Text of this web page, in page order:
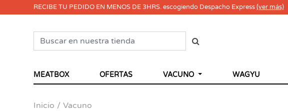
RECIBE TU PEDIDO EN MENOS DE 3HRS. escogiendo Despacho Express(ver más)
MEATBOX OFERTAS VACUNO WAGYU
Inicio Vacuno